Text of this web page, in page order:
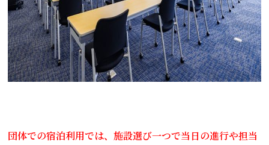
団体での宿泊利用では、施設選び一つで当日の進行や担当